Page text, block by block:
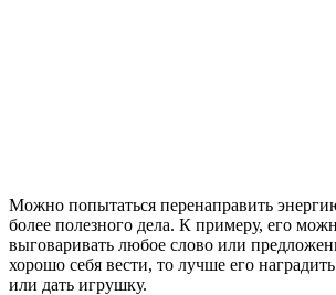
Можно попытаться перенаправить
более полезного дела. К примеру, его
выговаривать любое слово или
хорошо себя вести, то лучше его
или дать игрушку.